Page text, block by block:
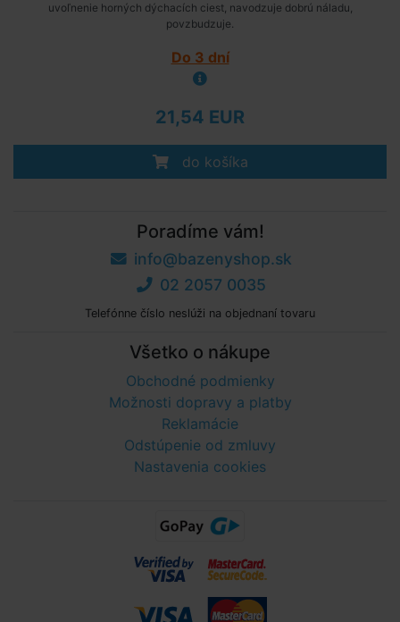
uvoľnenie horných dýchacích ciest, navodzuje dobrú náladu,
povzbudzuje.
Do 3 dní
21,54 EUR
do košíka
Poradíme vám!
info@bazenyshop.sk
02 2057 0035
Telefónne číslo neslúži na objednaní tovaru
Všetko o nákupe
Obchodné podmienky
Možnosti dopravy a platby
Reklamácie
Odstúpenie od zmluvy
Nastavenia cookies